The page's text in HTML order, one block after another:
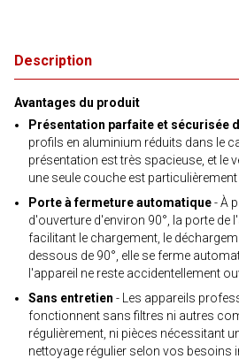
Description
Avantages du produit
Présentation parfaite et sécurisée
profils en aluminium réduits dans le
présentation est très spacieuse, et le
une seule couche est
Porte à fermeture automatique- À
d'ouverture d'environ 90°, la porte de
facilitant le chargement, le
dessous de 90°, elle se ferme
l'appareil ne reste accidentellement
Sans entretien - Les appareils
fonctionnent sans filtres ni autres
régulièrement, ni pièces nécessitant
nettoyage régulier selon vos besoins